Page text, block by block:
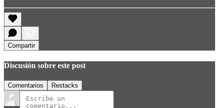
Compartir
Discusión sobre este post
Comentarios Restacks